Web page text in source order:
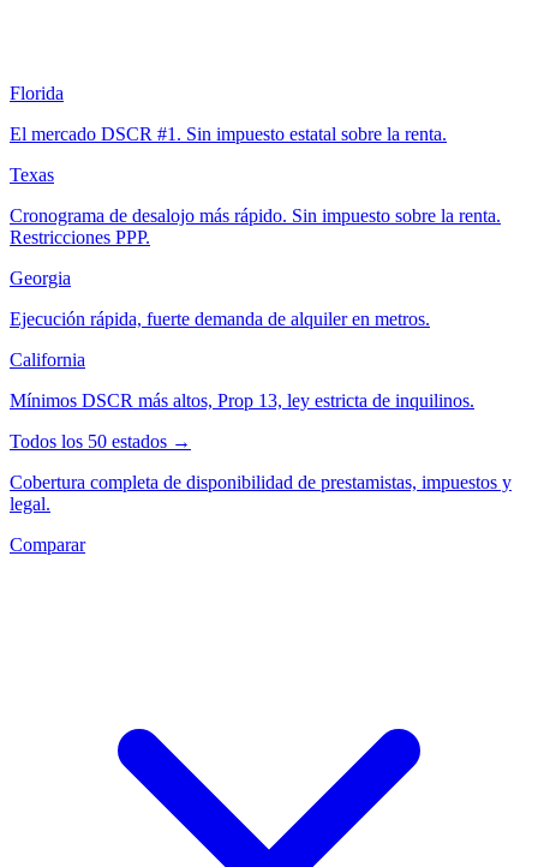
Florida
El mercado DSCR #1. Sin impuesto estatal sobre la renta.
Texas
Cronograma de desalojo más rápido. Sin impuesto sobre la renta.
Restricciones PPP.
Georgia
Ejecución rápida, fuerte demanda de alquiler en metros.
California
Mínimos DSCR más altos, Prop 13, ley estricta de inquilinos.
Todos los 50 estados →
Cobertura completa de disponibilidad de prestamistas, impuestos y
legal.
Comparar